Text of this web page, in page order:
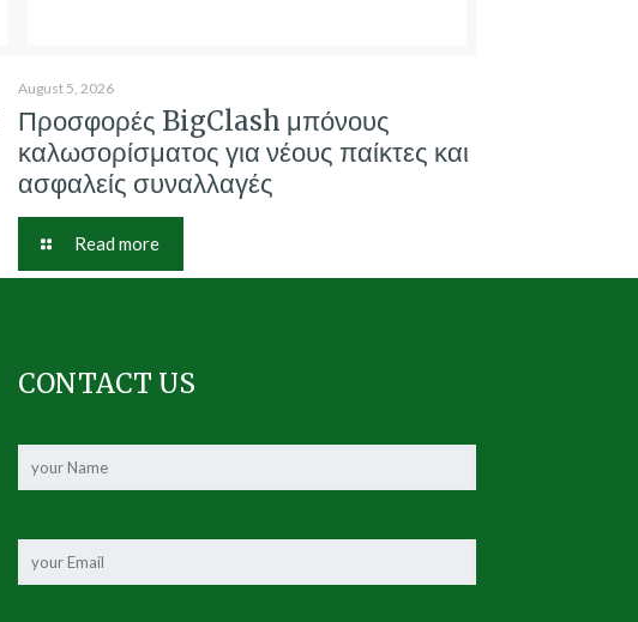
August 5, 2026
Προσφορές BigClash μπόνους
καλωσορίσματος για νέους παίκτες και
ασφαλείς συναλλαγές
Read more
CONTACT US